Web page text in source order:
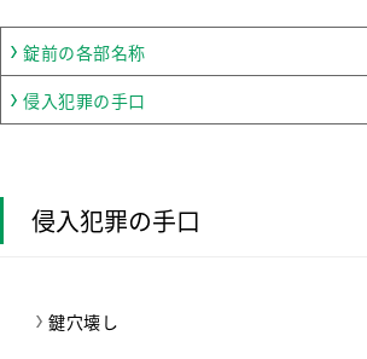
錠前の各部名称
侵入犯罪の手口
侵入犯罪の手口
鍵穴壊し